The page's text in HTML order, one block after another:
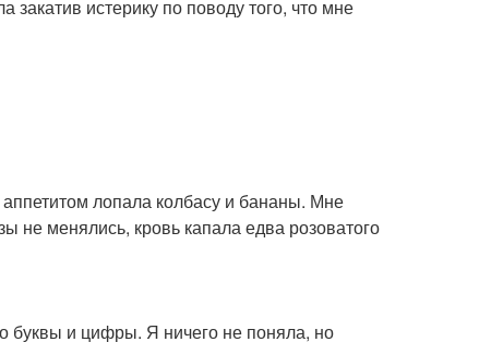
закатив истерику по поводу того, что мне
лопала колбасу и бананы. Мне
менялись, кровь капала едва розоватого
буквы и цифры. Я ничего не поняла, но